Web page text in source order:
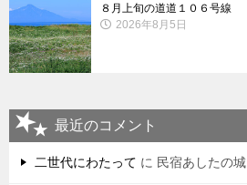
８月上旬の道道１０６号線
2026年8月5日
最近のコメント
二世代にわたって に 民宿あしたの城